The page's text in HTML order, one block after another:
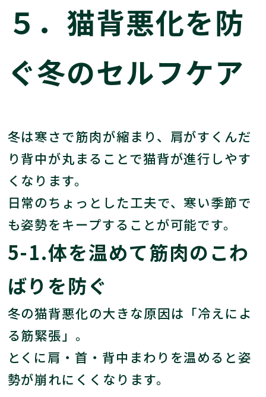
５．猫背悪化を防
ぐ冬のセルフケア
冬は寒さで筋肉が縮まり、肩がすくんだ
り背中が丸まることで猫背が進行しやす
くなります。
日常のちょっとした工夫で、寒い季節で
も姿勢をキープすることが可能です。
5-1.体を温めて筋肉のこわ
ばりを防ぐ
冬の猫背悪化の大きな原因は「冷えによ
る筋緊張」。
とくに肩・首・背中まわりを温めると姿
勢が崩れにくくなります。